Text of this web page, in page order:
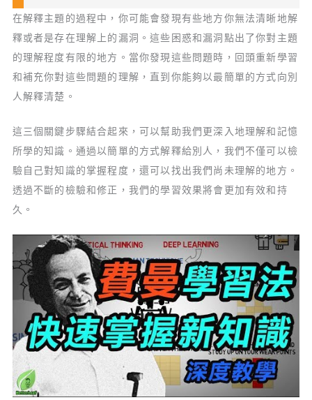
在解釋主題的過程中，你可能會發現有些地方你無法清晰地解
釋或者是存在理解上的漏洞。這些困惑和漏洞點出了你對主題
的理解程度有限的地方。當你發現這些問題時，回頭重新學習
和補充你對這些問題的理解，直到你能夠以最簡單的方式向別
人解釋清楚。
這三個關鍵步驟結合起來，可以幫助我們更深入地理解和記憶
所學的知識。通過以簡單的方式解釋給別人，我們不僅可以檢
驗自己對知識的掌握程度，還可以找出我們尚未理解的地方。
透過不斷的檢驗和修正，我們的學習效果將會更加有效和持
久。